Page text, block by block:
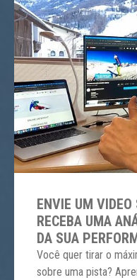
ENVIE UM VIDEO
RECEBA UMA
DA SUA
Você quer tirar o
sobre uma pista?